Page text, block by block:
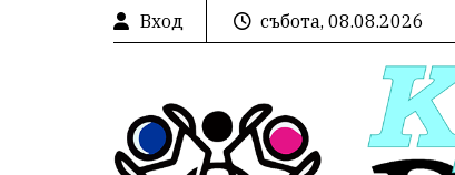
Вход събота, 08.08.2026